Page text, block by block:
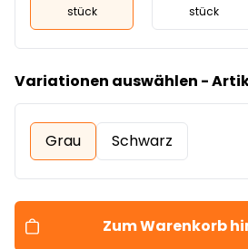
stück
stück
Variationen auswählen -
Grau Schwarz
Zum Warenkorb